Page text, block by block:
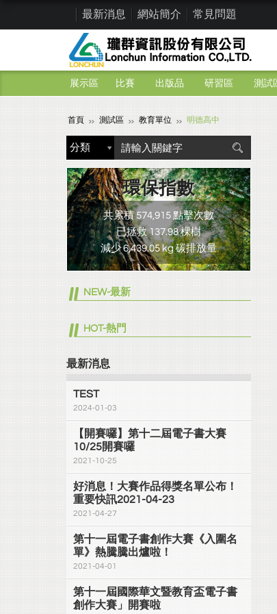
最新消息 網站簡介 常見問題
展示區 比賽 出版品 研習區 測試
首頁 測試區 教育單位 明德高中
環保指數
共累積 574,915 點擊次數
已拯救 137.98 棵樹
減少 6,439.05 kg 碳排放量
NEW-最新
HOT-熱門
最新消息
TEST
2024-01-03
【開賽囉】第十二屆電子書大賽
10/25開賽囉
2021-10-25
好消息！大賽作品得獎名單公布！
重要快訊2021-04-23
2021-04-27
第十一屆電子書創作大賽《入圍名
單》熱騰騰出爐啦！
2021-04-01
第十一屆國際華文暨教育盃電子書
創作大賽」開賽啦